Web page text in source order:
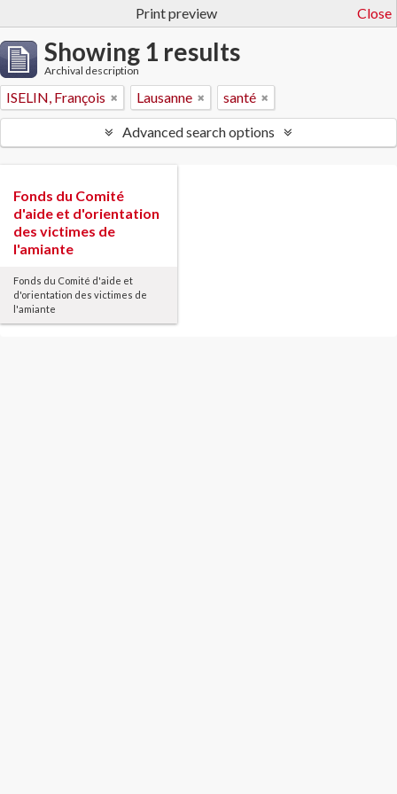
Print preview Close
Showing 1 results
Archival description
ISELIN, François Lausanne santé
Advanced search options
Fonds du Comité
d'aide et d'orientation
des victimes de
l'amiante
Fonds du Comité d'aide et
d'orientation des victimes de
l'amiante